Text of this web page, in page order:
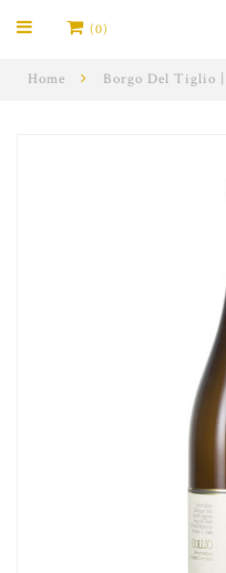
(0)
Home Borgo Del Tiglio